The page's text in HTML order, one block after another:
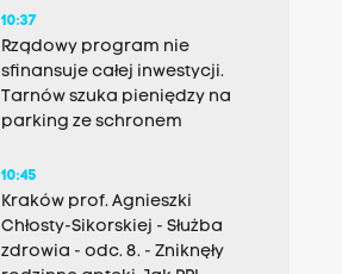
10:37
Rządowy program nie
sfinansuje całej inwestycji.
Tarnów szuka pieniędzy na
parking ze schronem
10:45
Kraków prof. Agnieszki
Chłosty-Sikorskiej - Służba
zdrowia - odc. 8. - Zniknęły